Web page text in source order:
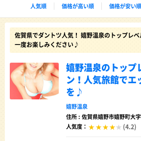
人気順 価格が高い順 価格が安い順
佐賀県でダントツ人気！ 嬉野温泉のトップレ
一度お楽しみください♪
嬉野温泉のトップ
ン！人気旅館でエ
を♪
嬉野温泉
住所 : 佐賀県嬉野市嬉野町大
人気度：
(4.2)